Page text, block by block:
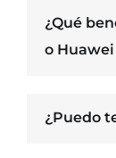
¿Qué
o
¿Puedo